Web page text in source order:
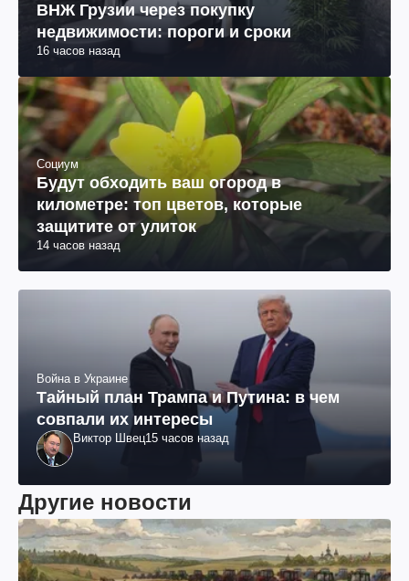
ВНЖ Грузии через покупку
недвижимости: пороги и сроки
16 часов назад
Социум
Будут обходить ваш огород в
километре: топ цветов, которые
защитите от улиток
14 часов назад
Война в Украине
Тайный план Трампа и Путина: в чем
совпали их интересы
Виктор Швец15 часов назад
Другие новости